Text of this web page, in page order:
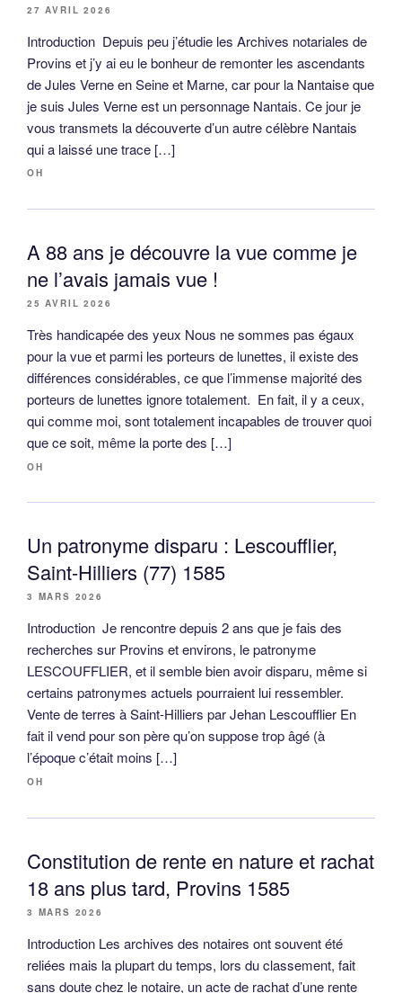
27 AVRIL 2026
Introduction Depuis peu j’étudie les Archives notariales de
Provins et j’y ai eu le bonheur de remonter les ascendants
de Jules Verne en Seine et Marne, car pour la Nantaise que
je suis Jules Verne est un personnage Nantais. Ce jour je
vous transmets la découverte d’un autre célèbre Nantais
qui a laissé une trace […]
OH
A 88 ans je découvre la vue comme je
ne l’avais jamais vue !
25 AVRIL 2026
Très handicapée des yeux Nous ne sommes pas égaux
pour la vue et parmi les porteurs de lunettes, il existe des
différences considérables, ce que l’immense majorité des
porteurs de lunettes ignore totalement. En fait, il y a ceux,
qui comme moi, sont totalement incapables de trouver quoi
que ce soit, même la porte des […]
OH
Un patronyme disparu : Lescoufflier,
Saint-Hilliers (77) 1585
3 MARS 2026
Introduction Je rencontre depuis 2 ans que je fais des
recherches sur Provins et environs, le patronyme
LESCOUFFLIER, et il semble bien avoir disparu, même si
certains patronymes actuels pourraient lui ressembler.
Vente de terres à Saint-Hilliers par Jehan Lescoufflier En
fait il vend pour son père qu’on suppose trop âgé (à
l’époque c’était moins […]
OH
Constitution de rente en nature et rachat
18 ans plus tard, Provins 1585
3 MARS 2026
Introduction Les archives des notaires ont souvent été
reliées mais la plupart du temps, lors du classement, fait
sans doute chez le notaire, un acte de rachat d’une rente